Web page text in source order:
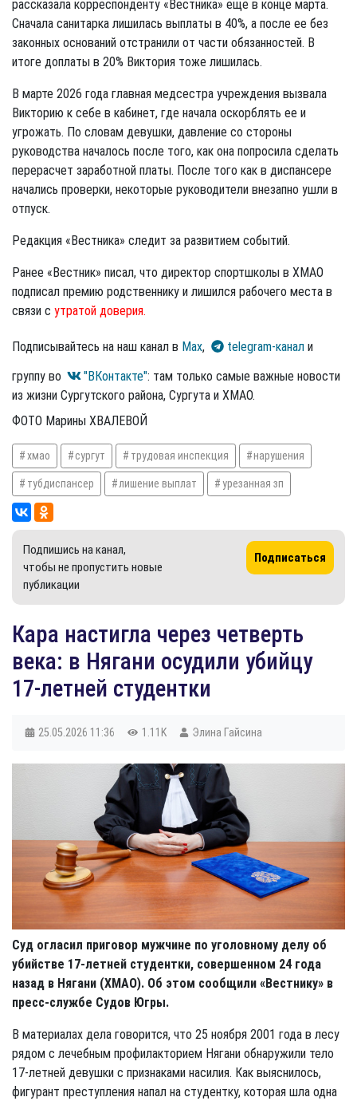
рассказала корреспонденту «Вестника» еще в конце марта.
Сначала санитарка лишилась выплаты в 40%, а после ее без
законных оснований отстранили от части обязанностей. В
итоге доплаты в 20% Виктория тоже лишилась.
В марте 2026 года главная медсестра учреждения вызвала
Викторию к себе в кабинет, где начала оскорблять ее и
угрожать. По словам девушки, давление со стороны
руководства началось после того, как она попросила сделать
перерасчет заработной платы. После того как в диспансере
начались проверки, некоторые руководители внезапно ушли в
отпуск.
Редакция «Вестника» следит за развитием событий.
Ранее «Вестник» писал, что директор спортшколы в ХМАО
подписал премию родственнику и лишился рабочего места в
связи с утратой доверия.
Подписывайтесь на наш канал в Max, telegram-канал и
группу во
"ВКонтакте": там только самые важные новости
из жизни Сургутского района, Сургута и ХМАО.
ФОТО Марины ХВАЛЕВОЙ
хмао сургут трудовая инспекция нарушения
тубдиспансер лишение выплат урезанная зп
Подпишись на канал,
чтобы не пропустить новые
публикации
Подписаться
Кара настигла через четверть
века: в Нягани осудили убийцу
17-летней студентки
25.05.2026 11:36 1.11K Элина Гайсина
Суд огласил приговор мужчине по уголовному делу об
убийстве 17-летней студентки, совершенном 24 года
назад в Нягани (ХМАО). Об этом сообщили «Вестнику» в
пресс-службе Судов Югры.
В материалах дела говорится, что 25 ноября 2001 года в лесу
рядом с лечебным профилакторием Нягани обнаружили тело
17-летней девушки с признаками насилия. Как выяснилось,
фигурант преступления напал на студентку, которая шла одна